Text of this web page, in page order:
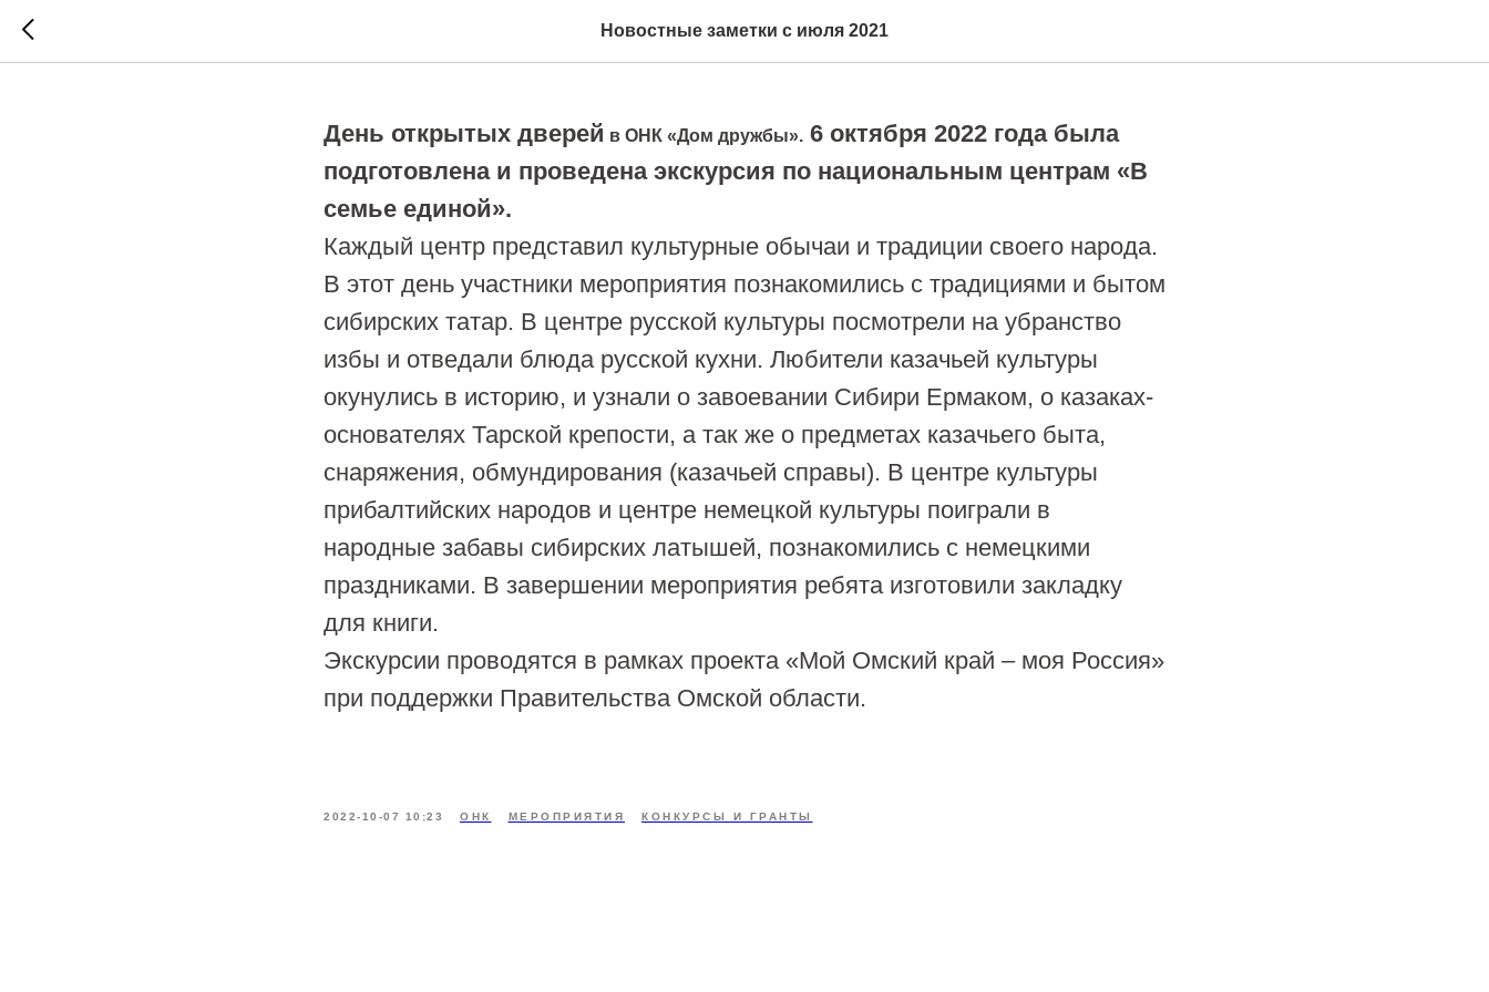
Новостные заметки с июля 2021
Экскурсии по национальным центрам
День открытых дверей в ОНК «Дом дружбы». 6 октября 2022 года была
подготовлена и проведена экскурсия по национальным центрам «В
семье единой».
Каждый центр представил культурные обычаи и традиции своего народа.
В этот день участники мероприятия познакомились с традициями и бытом
сибирских татар. В центре русской культуры посмотрели на убранство
избы и отведали блюда русской кухни. Любители казачьей культуры
окунулись в историю, и узнали о завоевании Сибири Ермаком, о казаках-
основателях Тарской крепости, а так же о предметах казачьего быта,
снаряжения, обмундирования (казачьей справы). В центре культуры
прибалтийских народов и центре немецкой культуры поиграли в
народные забавы сибирских латышей, познакомились с немецкими
праздниками. В завершении мероприятия ребята изготовили закладку
для книги.
Экскурсии проводятся в рамках проекта «Мой Омский край – моя Россия»
при поддержки Правительства Омской области.
2022-10-07 10:23 ОНК МЕРОПРИЯТИЯ КОНКУРСЫ И ГРАНТЫ